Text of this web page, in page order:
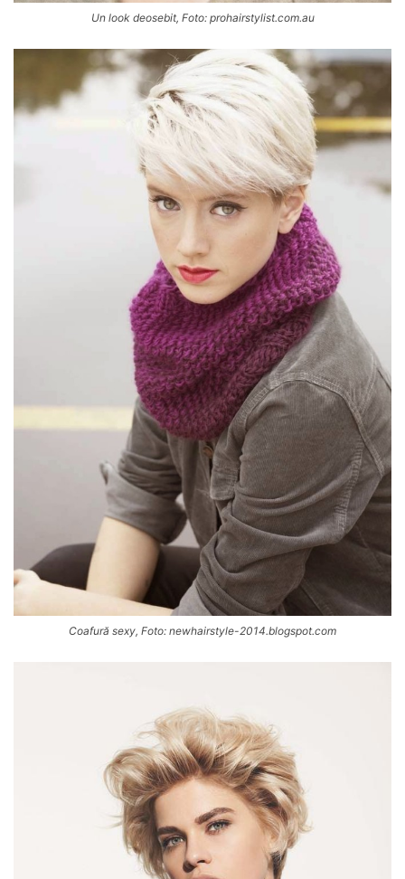
Un look deosebit, Foto: prohairstylist.com.au
Coafură sexy, Foto: newhairstyle-2014.blogspot.com